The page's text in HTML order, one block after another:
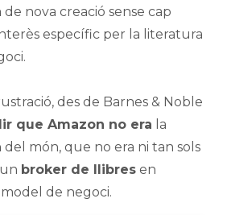
nova creació sense cap
específic per la literatura
des de Barnes & Noble
que Amazon no era la
del món, que no era ni tan sols
broker de llibres en
de negoci.